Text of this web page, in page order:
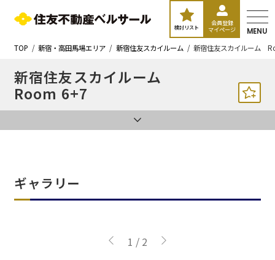
検討リスト
会員登録
マイページ
MENU
TOP
新宿・高田馬場エリア 新宿住友スカイルーム 新宿住友スカイルーム
新宿住友スカイルーム
Room 6+7
ギャラリー
1 / 2